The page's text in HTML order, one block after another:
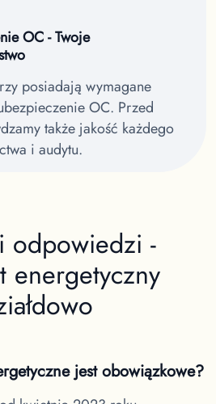
OC - Twoje
posiadają wymagane
OC. Przed
także jakość każdego
i audytu.
odpowiedzi -
energetyczny
jest obowiązkowe?